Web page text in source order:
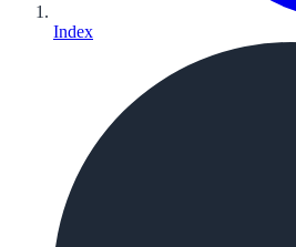
Index